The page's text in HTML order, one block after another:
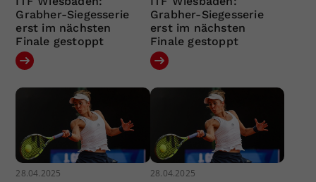
Grabher-Siegesserie
erst im nächsten
Finale gestoppt
Grabher-Siegesserie
erst im nächsten
Finale gestoppt
28.04.2025 28.04.2025